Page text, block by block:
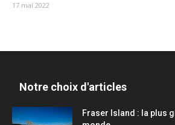
17 mai 2022
Notre choix d'articles
Fraser Island : la plus